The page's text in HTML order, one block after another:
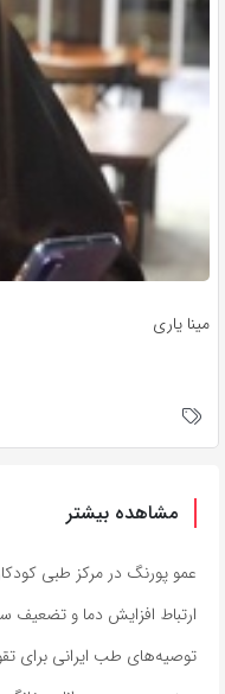
مینا یاری
مشاهده بیشتر
عمو پورنگ در مرکز طبی
ارتباط افزایش دما و تضعیف
توصیه‌های طب ایرانی برای